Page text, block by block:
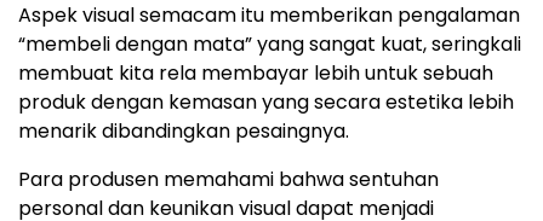
Aspek visual semacam itu memberikan pengalaman
“membeli dengan mata” yang sangat kuat, seringkali
membuat kita rela membayar lebih untuk sebuah
produk dengan kemasan yang secara estetika lebih
menarik dibandingkan pesaingnya.
Para produsen memahami bahwa sentuhan
personal dan keunikan visual dapat menjadi